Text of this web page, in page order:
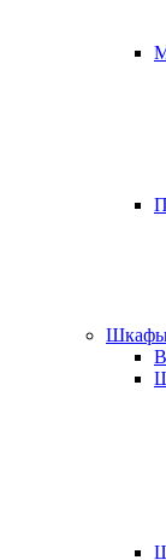
Шкафы